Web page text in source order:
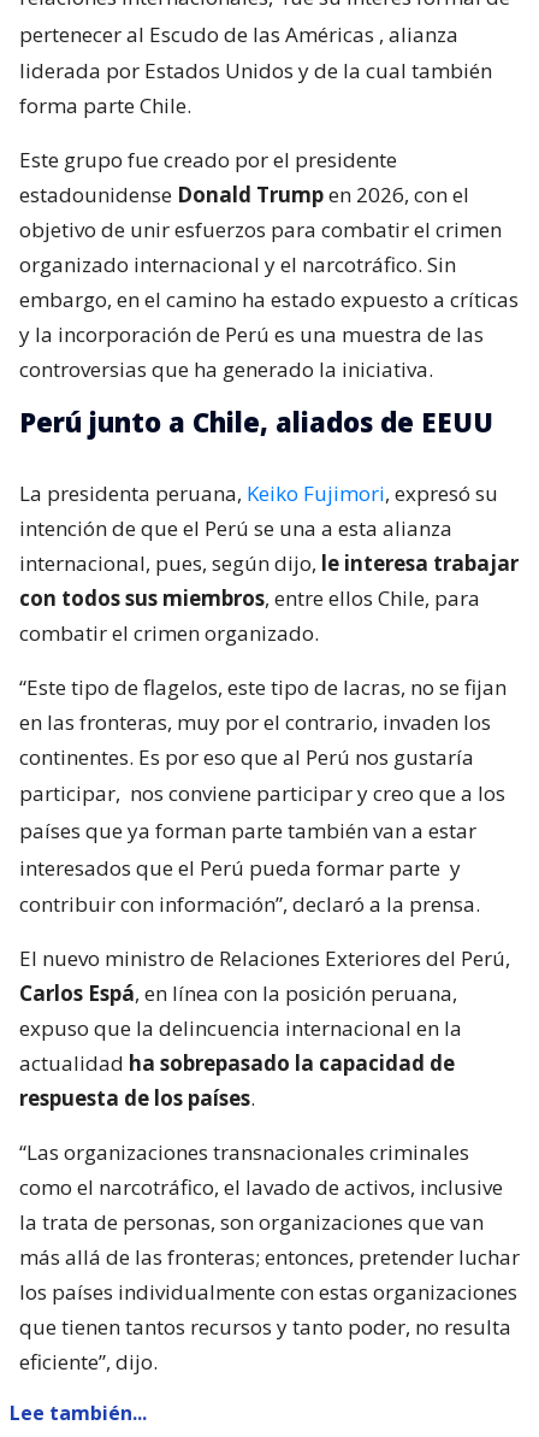
pertenecer al Escudo de las Américas , alianza
liderada por Estados Unidos y de la cual también
forma parte Chile.
Este grupo fue creado por el presidente
estadounidense Donald Trumpen 2026, con el
objetivo de unir esfuerzos para combatir el crimen
organizado internacional y el narcotráfico. Sin
embargo, en el camino ha estado expuesto a críticas
y la incorporación de Perú es una muestra de las
controversias que ha generado la iniciativa.
Perú junto a Chile, aliados de EEUU
La presidenta peruana, Keiko Fujimori, expresó su
intención de que el Perú se una a esta alianza
internacional, pues, según dijo, le interesa trabajar
con todos sus miembros, entre ellos Chile, para
combatir el crimen organizado.
“Este tipo de flagelos, este tipo de lacras, no se fijan
en las fronteras, muy por el contrario, invaden los
continentes. Es por eso que al Perú nos gustaría
participar, nos conviene participar y creo que a los
países que ya forman parte también van a estar
interesados que el Perú pueda formar parte y
contribuir con información”, declaró a la prensa.
El nuevo ministro de Relaciones Exteriores del Perú,
Carlos Espá, en línea con la posición peruana,
expuso que la delincuencia internacional en la
actualidad ha sobrepasado la capacidad de
respuesta de los países.
“Las organizaciones transnacionales criminales
como el narcotráfico, el lavado de activos, inclusive
la trata de personas, son organizaciones que van
más allá de las fronteras; entonces, pretender luchar
los países individualmente con estas organizaciones
que tienen tantos recursos y tanto poder, no resulta
eficiente”, dijo.
Lee también...